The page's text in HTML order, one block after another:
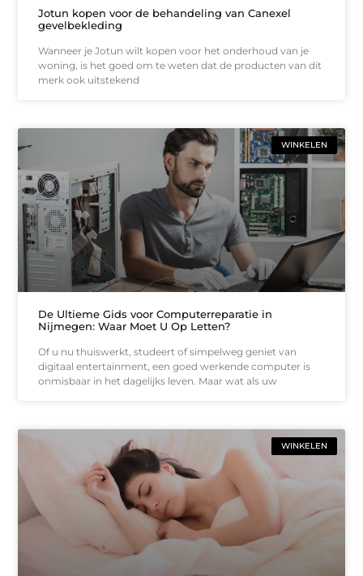
Jotun kopen voor de behandeling van Canexel
gevelbekleding
Wanneer je Jotun wilt kopen voor het onderhoud van je
woning, is het goed om te weten dat de producten van dit
merk ook uitstekend
WINKELEN
De Ultieme Gids voor Computerreparatie in
Nijmegen: Waar Moet U Op Letten?
Of u nu thuiswerkt, studeert of simpelweg geniet van
digitaal entertainment, een goed werkende computer is
onmisbaar in het dagelijks leven. Maar wat als uw
WINKELEN